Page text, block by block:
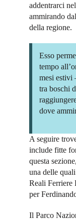
addentrarci
ammirando
della regione.
Esso
tempo
mesi estivi
tra boschi
dove
A seguire
include fitte
questa
una delle
Reali Ferriere
per
Il Parco